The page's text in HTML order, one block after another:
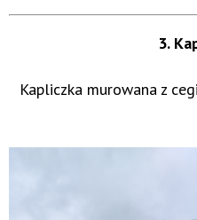
3.
Kapliczka murowana z